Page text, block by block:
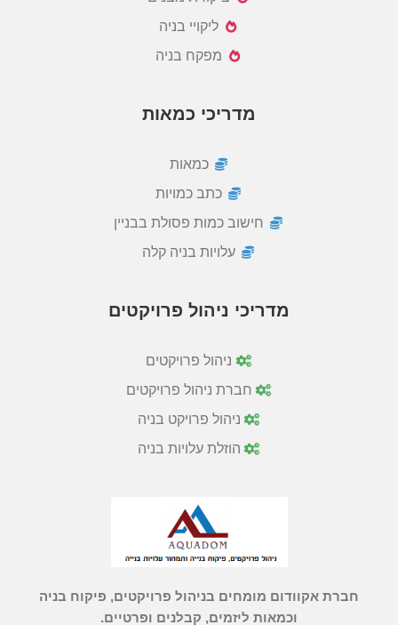
ליקויי בניה
מפקח בניה
מדריכי כמאות
כמאות
כתב כמויות
חישוב כמות פסולת בבניין
עלויות בניה קלה
מדריכי ניהול פרויקטים
ניהול פרויקטים
חברת ניהול פרויקטים
ניהול פרויקט בניה
הוזלת עלויות בניה
חברת אקוודום מומחים בניהול פרויקטים, פיקוח בניה
וכמאות ליזמים, קבלנים ופרטיים.